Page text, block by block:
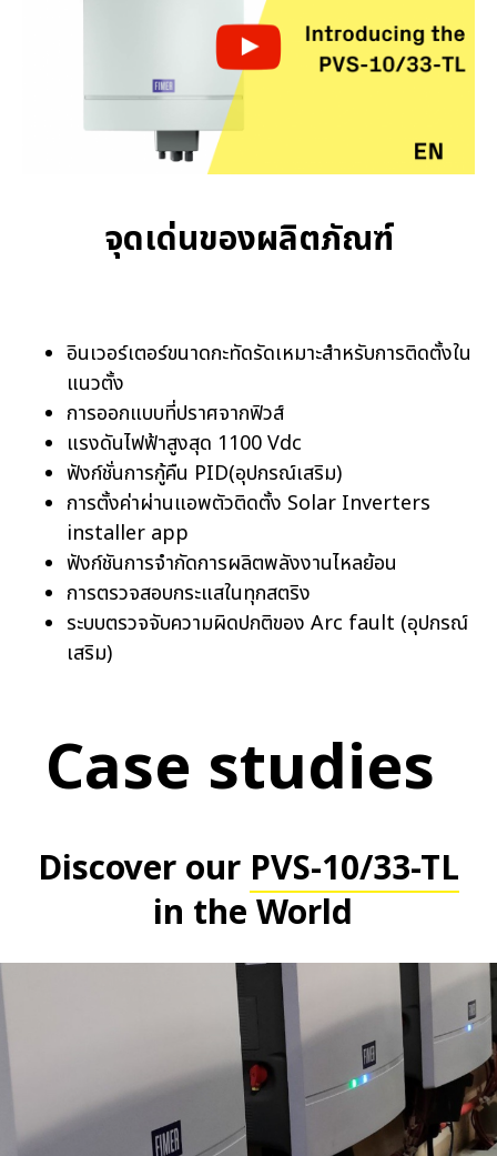
จุดเด่นของผลิตภัณฑ์
อินเวอร์เตอร์ขนาดกะทัดรัดเหมาะสำหรับการติดตั้งใน
แนวตั้ง
การออกแบบที่ปราศจากฟิวส์
แรงดันไฟฟ้าสูงสุด 1100 Vdc
ฟังก์ชั่นการกู้คืน PID(อุปกรณ์เสริม)
การตั้งค่าผ่านแอพตัวติดตั้ง Solar Inverters
installer app
ฟังก์ชันการจำกัดการผลิตพลังงานไหลย้อน
การตรวจสอบกระแสในทุกสตริง
ระบบตรวจจับความผิดปกติของ Arc fault (อุปกรณ์
เสริม)
Case studies
Discover our PVS-10/33-TL
in the World